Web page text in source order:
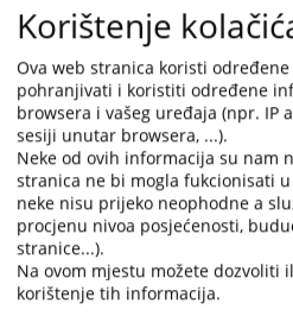
ђ) Група Судске полиције Мркоњић
У Окружном центру Судске
а) Станица Судске полиције Добој,
у Добоју
б) Станица Судске полиције Модрича
в) Група Судске полиције Теслић
г) Група Судске полиције Дервента
д) Група Судске полиције Шамац
У Окружном центру Судске
Korištenje
Ova web stranica koristi
pohranjivati i koristiti određene
browsera i vašeg uređaja (npr. IP
sesiji unutar browsera, ...).
Neke od ovih informacija su nam
stranica ne bi mogla fukcionisati
neke nisu prijeko neophodne a
procjenu nivoa posjećenosti,
stranice...).
Na ovom mjestu možete dozvoliti
korištenje tih informacija.